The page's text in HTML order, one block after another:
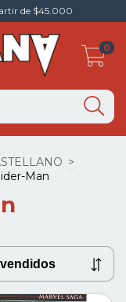
de $45.000
0
>
Man